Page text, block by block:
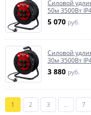
Силовой
50м 3500Вт
5 070 руб.
Силовой
30м 3500Вт
3 880 руб.
1 2 3 ... 7